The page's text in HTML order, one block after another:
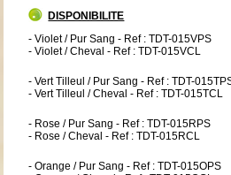
DISPONIBILITE
- Violet / Pur Sang - Ref : TDT-015VPS
- Violet / Cheval - Ref : TDT-015VCL
- Vert Tilleul / Pur Sang - Ref : TDT-
- Vert Tilleul / Cheval - Ref : TDT-015TCL
- Rose / Pur Sang - Ref : TDT-015RPS
- Rose / Cheval - Ref : TDT-015RCL
- Orange / Pur Sang - Ref : TDT-015OPS